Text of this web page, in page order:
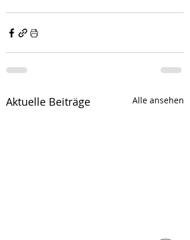
Aktuelle Beiträge Alle ansehen